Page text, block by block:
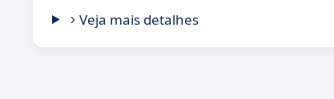
Veja mais detalhes